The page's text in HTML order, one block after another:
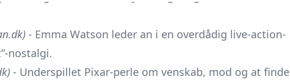
- Emma Watson leder an i en overdådig live-action-
nostalgi.
- Underspillet Pixar-perle om venskab, mod og at finde